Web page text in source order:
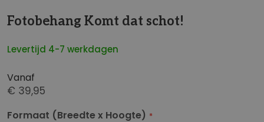
a
b
e
l
a
a
r
h
t
Fotobehang Komt dat schot!
Levertijd 4-7 werkdagen
Vanaf
€ 39,95
Formaat (Breedte x Hoogte)